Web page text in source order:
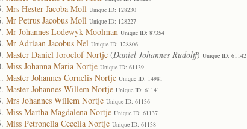
Mrs Hester Jacoba Moll Unique ID: 128230
Mr Petrus Jacobus Moll Unique ID: 128227
Mr Johannes Lodewyk Moolman Unique ID: 87354
Mr Adriaan Jacobus Nel Unique ID: 128806
Master Daniel Joroelof Nortje (Daniel Johannes Rudolff) Unique ID: 61142
Miss Johanna Maria Nortje Unique ID: 61139
Master Johannes Cornelis Nortje Unique ID: 14981
Master Johannes Willem Nortje Unique ID: 61141
Mrs Johannes Willem Nortje Unique ID: 61136
Miss Martha Magdalena Nortje Unique ID: 61137
Miss Petronella Cecelia Nortje Unique ID: 61138